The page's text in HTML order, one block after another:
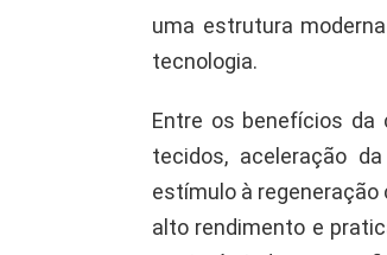
uma estrutura
tecnologia.
Entre os benefícios da
tecidos, aceleração
estímulo à
alto rendimento e